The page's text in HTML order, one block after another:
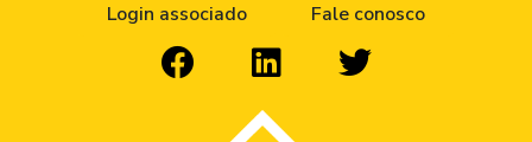
Login associado
Fale conosco